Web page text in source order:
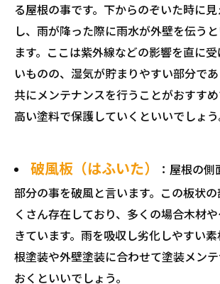
る屋根の事です。下からのぞいた時に
し、雨が降った際に雨水が外壁を伝う
ます。ここは紫外線などの影響を直に
いものの、湿気が貯まりやすい部分で
共にメンテナンスを行うことがおすす
高い塗料で保護していくといいでしょう
破風板（はふいた）
：屋根の
部分の事を破風と言います。この板状
くさん存在しており、多くの場合木材
きています。雨を吸収し劣化しやすい
根塗装や外壁塗装に合わせて塗装メン
おくといいでしょう。